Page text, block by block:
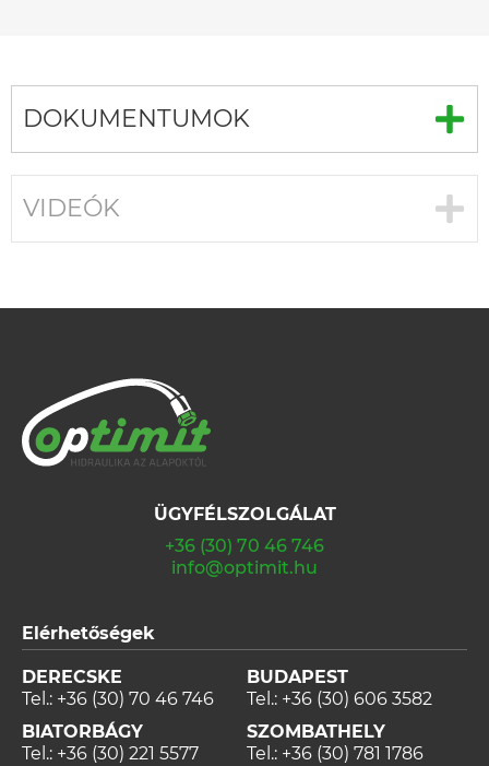
DOKUMENTUMOK
VIDEÓK
ÜGYFÉLSZOLGÁLAT
+36 (30) 70 46 746
info@optimit.hu
Elérhetőségek
DERECSKE
Tel.: +36 (30) 70 46 746
BIATORBÁGY
Tel.: +36 (30) 221 5577
BUDAPEST
Tel.: +36 (30) 606 3582
SZOMBATHELY
Tel.: +36 (30) 781 1786